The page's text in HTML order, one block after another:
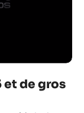
et de gros